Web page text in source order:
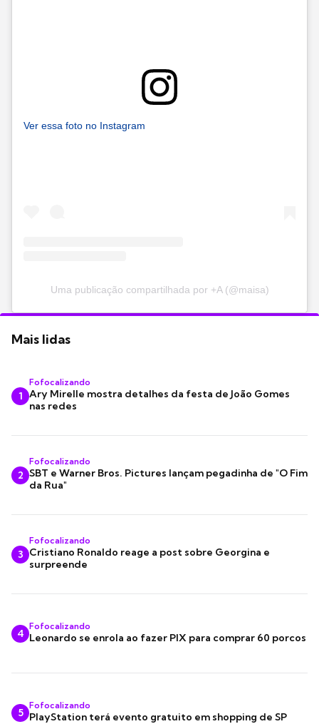
Ver essa foto no Instagram
Uma publicação compartilhada por +A (@maisa)
Mais lidas
1
Fofocalizando
Ary Mirelle mostra detalhes da festa de João Gomes
nas redes
2
Fofocalizando
SBT e Warner Bros. Pictures lançam pegadinha de "O Fim
da Rua"
3
Fofocalizando
Cristiano Ronaldo reage a post sobre Georgina e
surpreende
4
Fofocalizando
Leonardo se enrola ao fazer PIX para comprar 60 porcos
5
Fofocalizando
PlayStation terá evento gratuito em shopping de SP